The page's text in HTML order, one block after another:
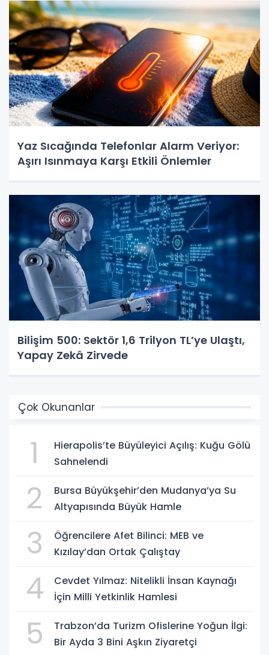
Yaz Sıcağında Telefonlar Alarm Veriyor:
Aşırı Isınmaya Karşı Etkili Önlemler
Bilişim 500: Sektör 1,6 Trilyon TL’ye Ulaştı,
Yapay Zekâ Zirvede
Çok Okunanlar
1
Hierapolis’te Büyüleyici Açılış: Kuğu Gölü
Sahnelendi
2
Bursa Büyükşehir’den Mudanya’ya Su
Altyapısında Büyük Hamle
3
Öğrencilere Afet Bilinci: MEB ve
Kızılay’dan Ortak Çalıştay
4
Cevdet Yılmaz: Nitelikli İnsan Kaynağı
İçin Milli Yetkinlik Hamlesi
5
Trabzon’da Turizm Ofislerine Yoğun İlgi:
Bir Ayda 3 Bini Aşkın Ziyaretçi